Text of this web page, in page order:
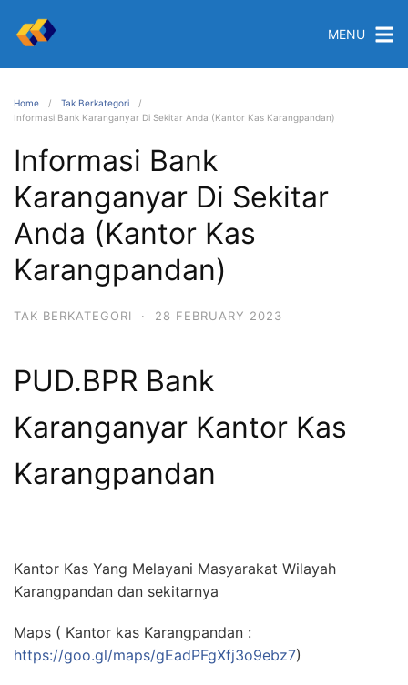
MENU
Home
Tak Berkategori
Informasi Bank Karanganyar Di Sekitar Anda (Kantor Kas Karangpandan)
Informasi Bank
Karanganyar Di Sekitar
Anda (Kantor Kas
Karangpandan)
TAK BERKATEGORI · 28 FEBRUARY 2023
PUD.BPR Bank
Karanganyar Kantor Kas
Karangpandan
Kantor Kas Yang Melayani Masyarakat Wilayah
Karangpandan dan sekitarnya
Maps ( Kantor kas Karangpandan :
https://goo.gl/maps/gEadPFgXfj3o9ebz7)